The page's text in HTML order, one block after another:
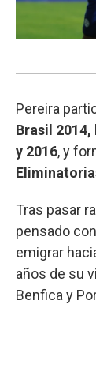
Pereira
Brasil 2014,
y 2016, y
Tras pasar
pensado
emigrar
años de su
Benfica y